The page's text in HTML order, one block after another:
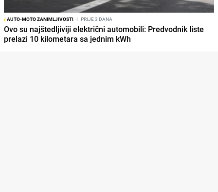
/AUTO-MOTO ZANIMLJIVOSTI I PRIJE 3 DANA
Ovo su najštedljiviji električni automobili: Predvodnik liste
prelazi 10 kilometara sa jednim kWh